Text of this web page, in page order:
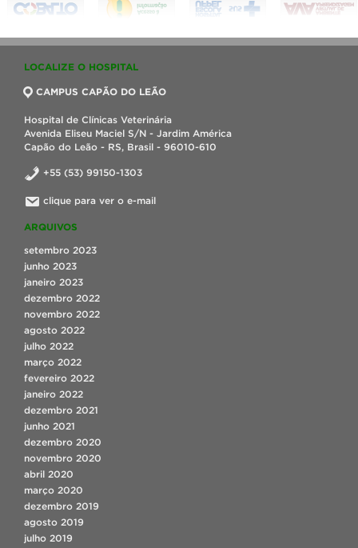
LOCALIZE O HOSPITAL
CAMPUS CAPÃO DO LEÃO
Hospital de Clínicas Veterinária
Avenida Eliseu Maciel S/N - Jardim América
Capão do Leão - RS, Brasil - 96010-610
+55 (53) 99150-1303
clique para ver o e-mail
ARQUIVOS
setembro 2023
junho 2023
janeiro 2023
dezembro 2022
novembro 2022
agosto 2022
julho 2022
março 2022
fevereiro 2022
janeiro 2022
dezembro 2021
junho 2021
dezembro 2020
novembro 2020
abril 2020
março 2020
dezembro 2019
agosto 2019
julho 2019